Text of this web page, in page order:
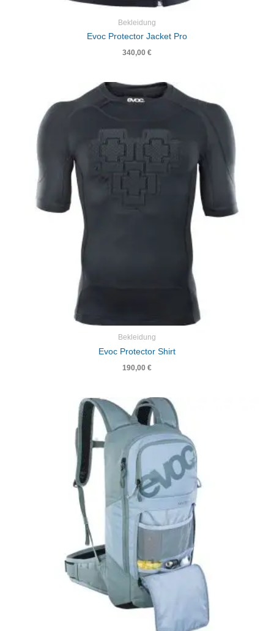
Bekleidung
Evoc Protector Jacket Pro
340,00 €
Bekleidung
Evoc Protector Shirt
190,00 €